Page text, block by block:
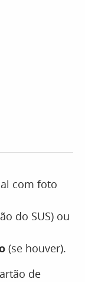
com foto
do SUS) ou
(se houver).
de